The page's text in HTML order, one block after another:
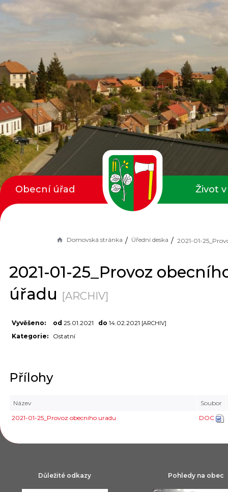
Domovská stránka Úřední deska
2021-01-25_Provoz
úřadu [ARCHIV]
Vyvěšeno: od 25.01.2021 do 14.02.2021 [ARCHIV]
Kategorie: Ostatní
Přílohy
Název
Soubor
2021-01-25_Provoz obecniho uradu
DOC
Obecní úřad Život
Důležité odkazy Pohledy na obec